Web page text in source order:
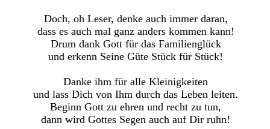
Doch, oh Leser, denke auch immer daran,
dass es auch mal ganz anders kommen kann!
Drum dank Gott für das Familienglück
und erkenn Seine Güte Stück für Stück!
Danke ihm für alle Kleinigkeiten
und lass Dich von Ihm durch das Leben leiten.
Beginn Gott zu ehren und recht zu tun,
dann wird Gottes Segen auch auf Dir ruhn!